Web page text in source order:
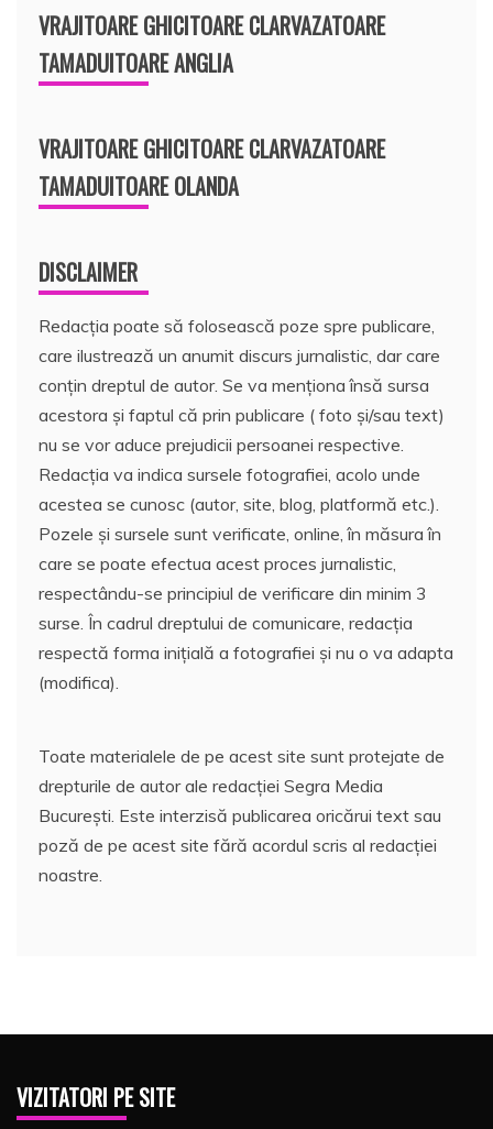
VRAJITOARE GHICITOARE CLARVAZATOARE
TAMADUITOARE ANGLIA
VRAJITOARE GHICITOARE CLARVAZATOARE
TAMADUITOARE OLANDA
DISCLAIMER
Redacția poate să folosească poze spre publicare,
care ilustrează un anumit discurs jurnalistic, dar care
conțin dreptul de autor. Se va menționa însă sursa
acestora și faptul că prin publicare ( foto și/sau text)
nu se vor aduce prejudicii persoanei respective.
Redacția va indica sursele fotografiei, acolo unde
acestea se cunosc (autor, site, blog, platformă etc.).
Pozele și sursele sunt verificate, online, în măsura în
care se poate efectua acest proces jurnalistic,
respectându-se principiul de verificare din minim 3
surse. În cadrul dreptului de comunicare, redacția
respectă forma inițială a fotografiei și nu o va adapta
(modifica).
Toate materialele de pe acest site sunt protejate de
drepturile de autor ale redacției Segra Media
București. Este interzisă publicarea oricărui text sau
poză de pe acest site fără acordul scris al redacției
noastre.
VIZITATORI PE SITE